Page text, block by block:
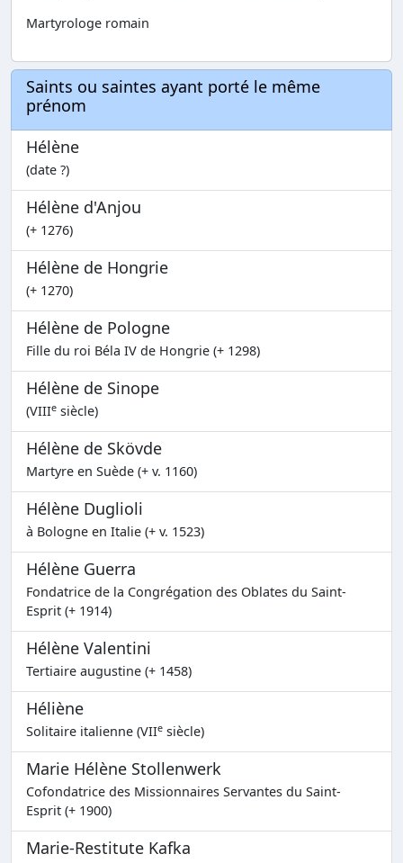
Martyrologe romain
Saints ou saintes ayant porté le même
prénom
Hélène
(date ?)
Hélène d'Anjou
(+ 1276)
Hélène de Hongrie
(+ 1270)
Hélène de Pologne
Fille du roi Béla IV de Hongrie (+ 1298)
Hélène de Sinope
(VIIIe siècle)
Hélène de Skövde
Martyre en Suède (+ v. 1160)
Hélène Duglioli
à Bologne en Italie (+ v. 1523)
Hélène Guerra
Fondatrice de la Congrégation des Oblates du Saint-
Esprit (+ 1914)
Hélène Valentini
Tertiaire augustine (+ 1458)
Héliène
Solitaire italienne (VIIe siècle)
Marie Hélène Stollenwerk
Cofondatrice des Missionnaires Servantes du Saint-
Esprit (+ 1900)
Marie-Restitute Kafka